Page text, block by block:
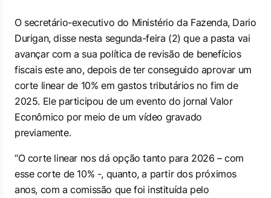
O secretário-executivo do Ministério da Fazenda, Dario
Durigan, disse nesta segunda-feira (2) que a pasta vai
avançar com a sua política de revisão de benefícios
fiscais este ano, depois de ter conseguido aprovar um
corte linear de 10% em gastos tributários no fim de
2025. Ele participou de um evento do jornalValor
Econômico por meio de um vídeo gravado
previamente.
“O corte linear nos dá opção tanto para 2026 – com
esse corte de 10% -, quanto, a partir dos próximos
anos, com a comissão que foi instituída pelo